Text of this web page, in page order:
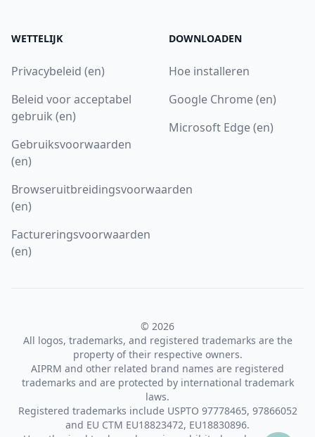
WETTELIJK
Privacybeleid (en)
Beleid voor acceptabel
gebruik (en)
Gebruiksvoorwaarden
(en)
Browseruitbreidingsvoorwaarden
(en)
Factureringsvoorwaarden
(en)
DOWNLOADEN
Hoe installeren
Google Chrome (en)
Microsoft Edge (en)
© 2026
All logos, trademarks, and registered trademarks are the
property of their respective owners.
AIPRM and other related brand names are registered
trademarks and are protected by international trademark
laws.
Registered trademarks include USPTO 97778465, 97866052
and EU CTM EU18823472, EU18830896.